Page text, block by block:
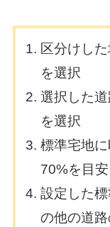
区分けし
を選択
選択した
を選択
標準宅地
70%を目安
設定した
の他の道